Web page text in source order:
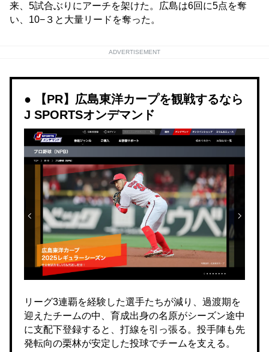
来、5試合ぶりにアーチを架けた。広島は6回に5点を奪
い、10−３と大量リードを奪った。
ADVERTISEMENT
【PR】広島東洋カープを観戦するなら
J SPORTSオンデマンド
リーグ3連覇を経験した選手たちが減り、過渡期を
迎えたチームの中、育成出身の名原がシーズン途中
に支配下登録すると、打線を引っ張る。投手陣も先
発転向の栗林が安定した投球でチームを支える。